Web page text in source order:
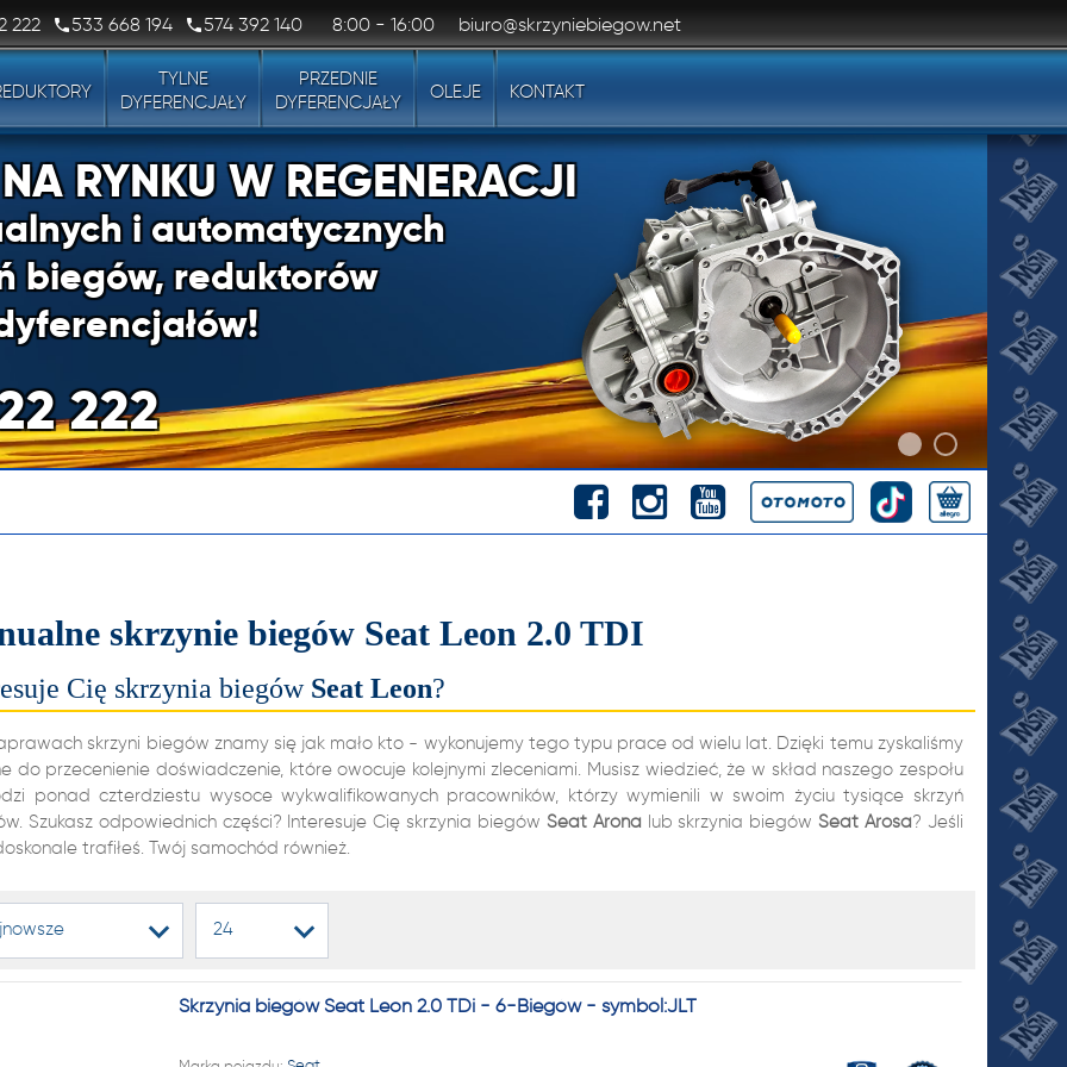
222 533 668 194 574 392 140 8:00 - 16:00 biuro@skrzyniebiegow.net
TYLNE
DYFERENCJAŁY
PRZEDNIE
DYFERENCJAŁY
OLEJE KONTAKT
222
RYNKU W REGENERACJI
i automatycznych
biegów, reduktorów
222
RYNKU W REGENERACJI
i automatycznych
biegów, reduktorów
RYNKU W REGENERACJI
i automatycznych
biegów, reduktorów
skrzynie biegów Seat Leon 2.0 TDI
Cię skrzynia biegów Seat Leon?
skrzyni biegów znamy się jak mało kto - wykonujemy tego typu prace od wielu lat. Dzięki temu zyskaliśmy
do przecenienie doświadczenie, które owocuje kolejnymi zleceniami. Musisz wiedzieć, że w skład naszego zespołu
ponad czterdziestu wysoce wykwalifikowanych pracowników, którzy wymienili w swoim życiu tysiące skrzyń
Szukasz odpowiednich części? Interesuje Cię skrzynia biegów Seat Arona lub skrzynia biegów Seat Arosa? Jeśli
trafiłeś. Twój samochód również.
24
Skrzynia biegów Seat Leon 2.0 TDi - 6-Biegów - symbol:JLT